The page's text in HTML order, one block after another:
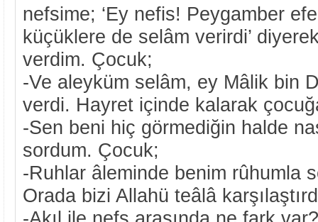
nefsime; ‘Ey nefis! Peygamber
küçüklere de selâm verirdi’
verdim. Çocuk;
-Ve aleyküm selâm, ey Mâlik bin
verdi. Hayret içinde kalarak
-Sen beni hiç görmediğin halde
sordum. Çocuk;
-Ruhlar âleminde benim rûhumla
Orada bizi Allahü teâlâ